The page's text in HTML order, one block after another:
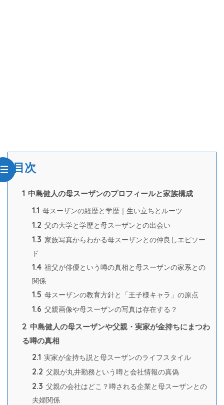
目次
1 中島健人の母スーザンのプロフィールと家族構成
1.1 母スーザンの経歴と学歴｜生い立ちとルーツ
1.2 父の大学と学歴と母スーザンとの出会い
1.3 家族写真からわかる母スーザンとの仲良しエピソー
ド
1.4 祖父が俳優という噂の真相と母スーザンの家系との
関係
1.5 母スーザンの教育方針と「王子様キャラ」の原点
1.6 父親画像や母スーザンの写真は存在する？
2 中島健人の母スーザンや父親・実家が金持ちにまつわ
る噂の真相
2.1 実家が金持ち説と母スーザンのライフスタイル
2.2 父親が丸井勤務という噂と会社情報の真偽
2.3 父親の会社はどこ？噂される企業と母スーザンとの
夫婦関係